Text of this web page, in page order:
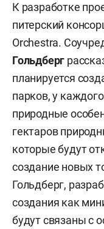
К разработке
питерский
Orchestra.
Гольдберг
планируется
парков, у
природные
гектаров
которые будут
создание новых
Гольдберг,
создания как
будут связаны с